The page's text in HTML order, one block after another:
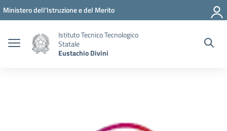
Vai ai contenuti
Vai al menu di navigazione
Vai al footer
Ministero dell'Istruzione e del Merito
Istituto Tecnico Tecnologico
Statale
Eustachio Divini